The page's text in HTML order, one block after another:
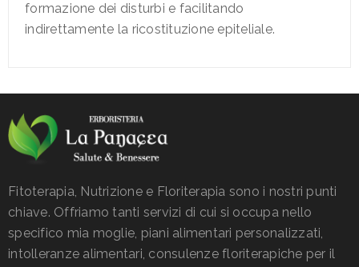
formazione dei disturbi e facilitando
indirettamente la ricostituzione epiteliale.
Fitoterapia, Nutrizione e Floriterapia sono i nostri punti
chiave. Offriamo tanti servizi di cui si occupa nello
specifico mia moglie, piani alimentari personalizzati,
intolleranze alimentari, consulenze floriterapiche per il